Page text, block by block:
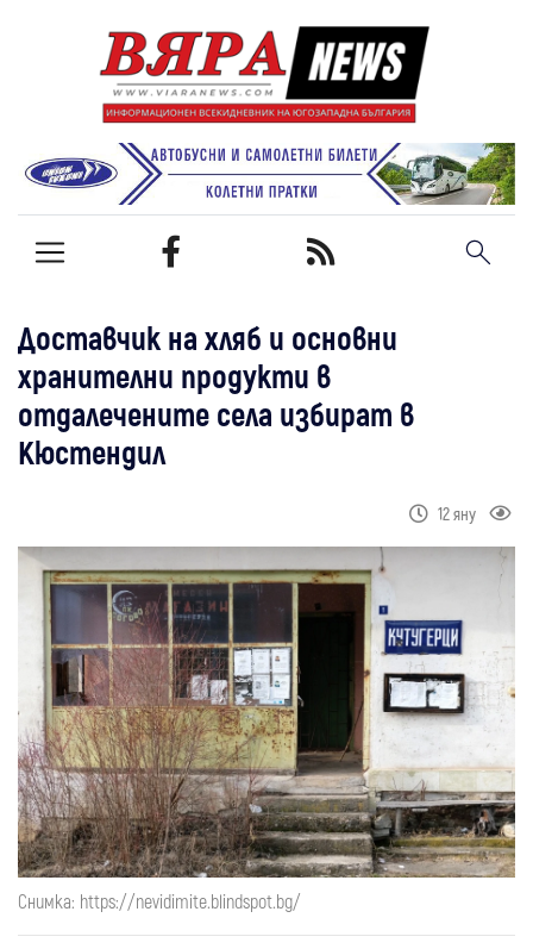
Доставчик на хляб и основни
хранителни продукти в
отдалечените села избират в
Кюстендил
12 яну
Снимка: https://nevidimite.blindspot.bg/